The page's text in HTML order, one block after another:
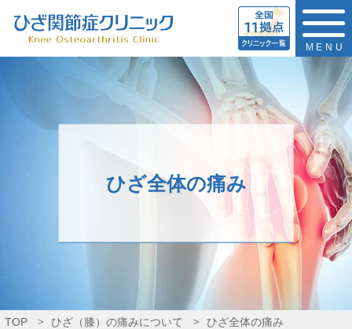
MENU
ひざ全体の痛み
TOP ひざ（膝）の痛みについて ひざ全体の痛み